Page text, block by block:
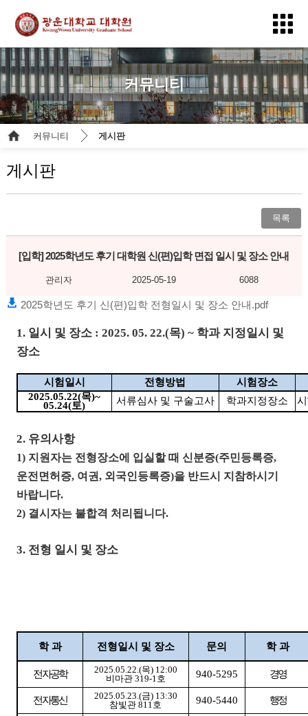
커뮤니티
커뮤니티 게시판
게시판
목록
[입학]2025학년도 후기 대학원 신(편)입학 면접 일시 및 장소 안내
관리자 2025-05-19 6088
2025학년도 후기 신(편)입학 전형일시 및 장소 안내.pdf
1. 일시 및 장소 : 2025. 05. 22.(목) ~ 학과 지정일시 및
장소
시험일시 전형방법
시험장소
2025.05.22(목)~
05.24(토) 서류심사 및 구술고사 학과지정장소
2. 유의사항
1) 지원자는 전형장소에 입실할 때 신분증(주민등록증,
운전면허증, 여권, 외국인등록증)을 반드시 지참하시기
바랍니다.
2) 결시자는 불합격 처리됩니다.
3. 전형 일시 및 장소
학 과 전형일시 및 장소 문의 학 과
전자공학 2025.05.22.(목) 12:00
비마관 319-1호 940-5295 경영
전자통신 2025.05.23.(금) 13:30
참빛관811호 940-5440 행정